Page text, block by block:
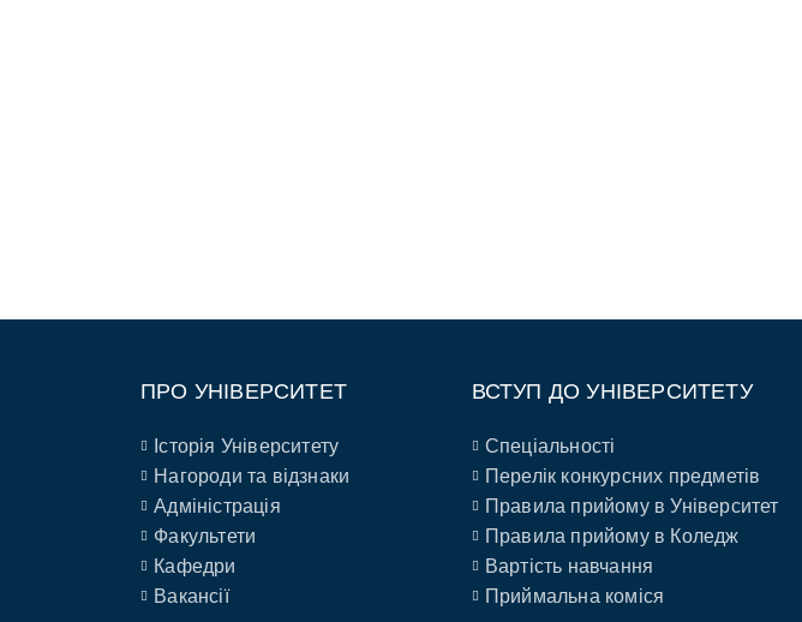
ПРО УНІВЕРСИТЕТ
Історія Університету
Нагороди та відзнаки
Адміністрація
Факультети
Кафедри
Вакансії
ВСТУП ДО УНІВЕРСИТЕТУ
Спеціальності
Перелік конкурсних предметів
Правила прийому в Університет
Правила прийому в Коледж
Вартість навчання
Приймальна коміся